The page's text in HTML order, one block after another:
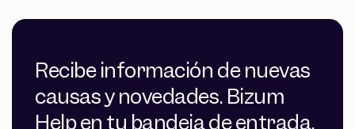
Recibe información de nuevas
causas y novedades. Bizum
Help en tu bandeja de entrada.
Inmigración
Investigación
Juventud
Medioambiente